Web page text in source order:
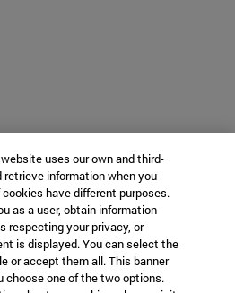
uses our own and third-
information when you
have different purposes.
as a user, obtain information
respecting your privacy, or
is displayed. You can select the
or accept them all. This banner
choose one of the two options.